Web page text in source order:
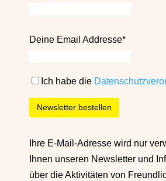
Deine Email Addresse*
Ich habe die
Ihre E-Mail-Adresse wird nur
Ihnen unseren Newsletter und
über die Aktivitäten von